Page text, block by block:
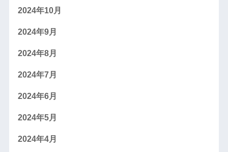
2024年10月
2024年9月
2024年8月
2024年7月
2024年6月
2024年5月
2024年4月